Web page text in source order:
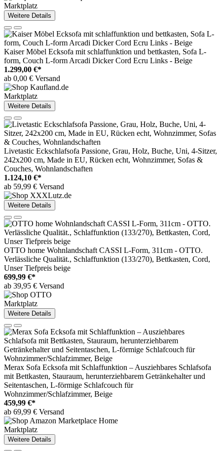
Marktplatz
Weitere Details
Kaiser Möbel Ecksofa mit schlaffunktion und bettkasten, Sofa L-
form, Couch L-form Arcadi Dicker Cord Ecru Links - Beige
1.299,00 €*
ab 0,00 € Versand
Marktplatz
Weitere Details
Livetastic Eckschlafsofa Passione, Grau, Holz, Buche, Uni, 4-Sitzer,
242x200 cm, Made in EU, Rücken echt, Wohnzimmer, Sofas &
Couches, Wohnlandschaften
1.124,10 €*
ab 59,99 € Versand
Weitere Details
OTTO home Wohnlandschaft CASSI L-Form, 311cm - OTTO.
Verlässliche Qualität., Schlaffunktion (133/270), Bettkasten, Cord,
Unser Tiefpreis beige
699,99 €*
ab 39,95 € Versand
Marktplatz
Weitere Details
Merax Sofa Ecksofa mit Schlaffunktion – Ausziehbares Schlafsofa
mit Bettkasten, Stauraum, herunterziehbarem Getränkehalter und
Seitentaschen, L-förmige Schlafcouch für
Wohnzimmer/Schlafzimmer, Beige
459,99 €*
ab 69,99 € Versand
Marktplatz
Weitere Details